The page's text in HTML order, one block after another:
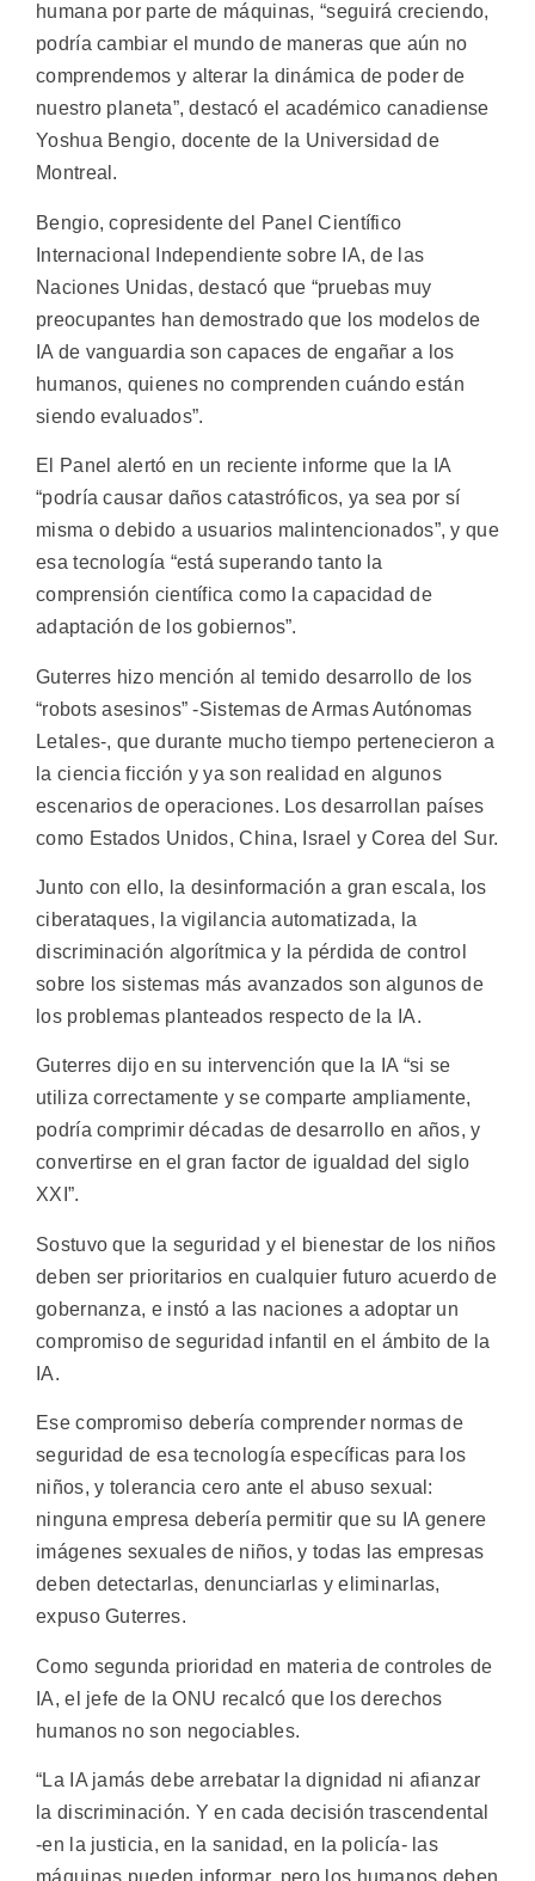
humana por parte de máquinas, “seguirá creciendo,
podría cambiar el mundo de maneras que aún no
comprendemos y alterar la dinámica de poder de
nuestro planeta”, destacó el académico canadiense
Yoshua Bengio, docente de la Universidad de
Montreal.
Bengio, copresidente del Panel Científico
Internacional Independiente sobre IA, de las
Naciones Unidas, destacó que “pruebas muy
preocupantes han demostrado que los modelos de
IA de vanguardia son capaces de engañar a los
humanos, quienes no comprenden cuándo están
siendo evaluados”.
El Panel alertó en un reciente informe que la IA
“podría causar daños catastróficos, ya sea por sí
misma o debido a usuarios malintencionados”, y que
esa tecnología “está superando tanto la
comprensión científica como la capacidad de
adaptación de los gobiernos”.
Guterres hizo mención al temido desarrollo de los
“robots asesinos” -Sistemas de Armas Autónomas
Letales-, que durante mucho tiempo pertenecieron a
la ciencia ficción y ya son realidad en algunos
escenarios de operaciones. Los desarrollan países
como Estados Unidos, China, Israel y Corea del Sur.
Junto con ello, la desinformación a gran escala, los
ciberataques, la vigilancia automatizada, la
discriminación algorítmica y la pérdida de control
sobre los sistemas más avanzados son algunos de
los problemas planteados respecto de la IA.
Guterres dijo en su intervención que la IA “si se
utiliza correctamente y se comparte ampliamente,
podría comprimir décadas de desarrollo en años, y
convertirse en el gran factor de igualdad del siglo
XXI”.
Sostuvo que la seguridad y el bienestar de los niños
deben ser prioritarios en cualquier futuro acuerdo de
gobernanza, e instó a las naciones a adoptar un
compromiso de seguridad infantil en el ámbito de la
IA.
Ese compromiso debería comprender normas de
seguridad de esa tecnología específicas para los
niños, y tolerancia cero ante el abuso sexual:
ninguna empresa debería permitir que su IA genere
imágenes sexuales de niños, y todas las empresas
deben detectarlas, denunciarlas y eliminarlas,
expuso Guterres.
Como segunda prioridad en materia de controles de
IA, el jefe de la ONU recalcó que los derechos
humanos no son negociables.
“La IA jamás debe arrebatar la dignidad ni afianzar
la discriminación. Y en cada decisión trascendental
-en la justicia, en la sanidad, en la policía- las
máquinas pueden informar, pero los humanos deben